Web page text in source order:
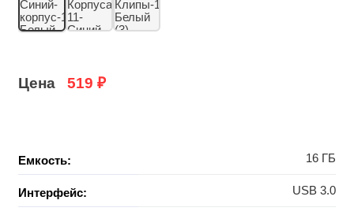
Цена 519₽
Емкость: 16 ГБ
Интерфейс: USB 3.0